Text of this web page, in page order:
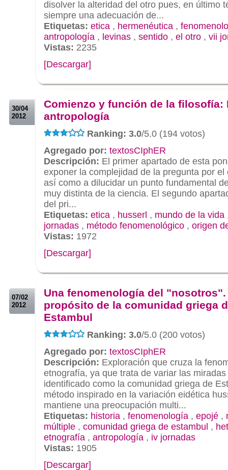
disolver la alteridad del otro pues, en último
siempre una adecuación de...
Etiquetas: etica , hermenéutica ,
antropología , levinas , sentido , el otro , vii
Vistas: 2235
[Descargar]
30/04
2012
Comienzo y función de la filosofía:
antropología
Ranking: 3.0/5.0 (194 votos)
Agregado por: textosCIphER
Descripción: El primer apartado de esta
exponer la complejidad de la pregunta por
así como a dilucidar un punto fundamental
muy distinta de la ciencia. El segundo
del pri...
Etiquetas: etica , husserl , mundo de la vida
jornadas , método fenomenológico , origen
Vistas: 1972
[Descargar]
07/02
2012
Una fenomenología del "nosotros".
propósito de la comunidad griega
Estambul
Ranking: 3.0/5.0 (200 votos)
Agregado por: textosCIphER
Descripción: Exploración que cruza la
etnografía, ya que trata de variar las
identificado como la comunidad griega de
método inspirado en la variación eidética
mantiene una preocupación multi...
Etiquetas: historia , fenomenología , epojé ,
múltiple , comunidad griega de estambul ,
etnografía , antropología , iv jornadas
Vistas: 1905
[Descargar]